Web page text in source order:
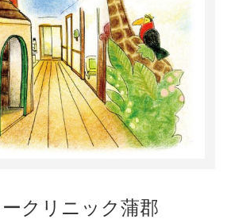
クリニック蒲郡